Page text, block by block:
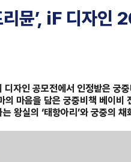
리뮨’, iF 디자인
디자인 공모전에서 인정받은 궁중
마음을 담은 궁중비책 베이비
왕실의 ‘태항아리’와 궁중의 채